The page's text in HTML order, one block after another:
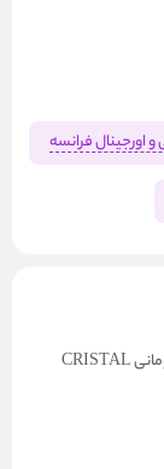
اورجینال فرانسه
عطر ادکلن آی لاو لومانی کریستال کات اصلی و اورجینال لومانی CRISTAL